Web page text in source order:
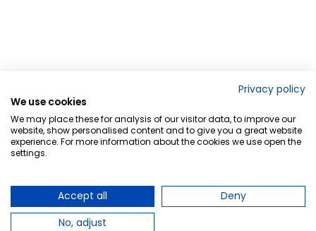
Privacy policy
We use cookies
We may place these for analysis of our visitor data, to improve our
website, show personalised content and to give you a great website
experience. For more information about the cookies we use open the
settings.
Accept all
Deny
No, adjust